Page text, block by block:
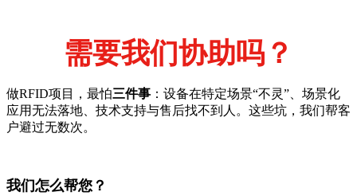
需要我们协助吗？
做RFID项目，最怕三件事 ：设备在特定场景“不灵”、场景化
应用无法落地、技术支持与售后找不到人。这些坑，我们帮客
户避过无数次。
我们怎么帮您？